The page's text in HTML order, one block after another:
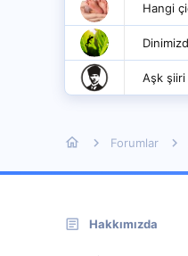
Hangi
Aşk
Forumlar
Hakkımızda